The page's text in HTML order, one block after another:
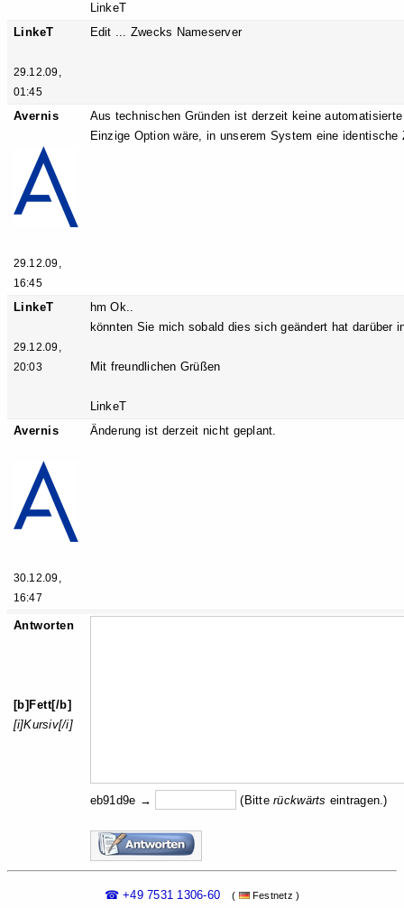
LinkeT
LinkeT
29.12.09,
01:45
Edit ... Zwecks Nameserver
Avernis
29.12.09,
16:45
Aus technischen Gründen ist derzeit keine
Einzige Option wäre, in unserem System eine identische
LinkeT
29.12.09,
20:03
hm Ok..
könnten Sie mich sobald dies sich geändert hat darüber
Mit freundlichen Grüßen
LinkeT
Avernis
30.12.09,
16:47
Änderung ist derzeit nicht geplant.
Antworten
[b]Fett[/b]
[i]Kursiv[/i]
eb91d9e → (Bitterückwärts eintragen.)
☎ +49 7531 1306-60 ( Festnetz )